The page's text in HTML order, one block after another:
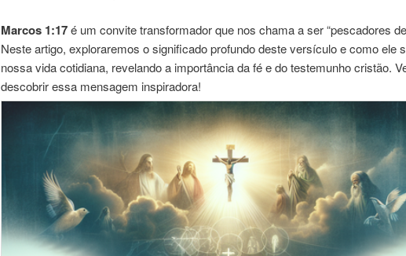
Marcos 1:17é um convite transformador que nos chama a ser “pescadores
Neste artigo, exploraremos o significado profundo deste versículo e como ele
nossa vida cotidiana, revelando a importância da fé e do testemunho cristão.
descobrir essa mensagem inspiradora!